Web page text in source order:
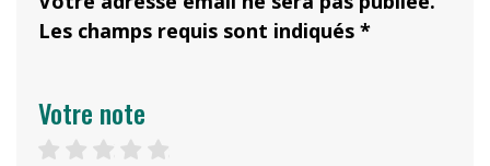
Les champs requis sont indiqués *
Votre note
4 stars
3 stars
2 stars
1 star